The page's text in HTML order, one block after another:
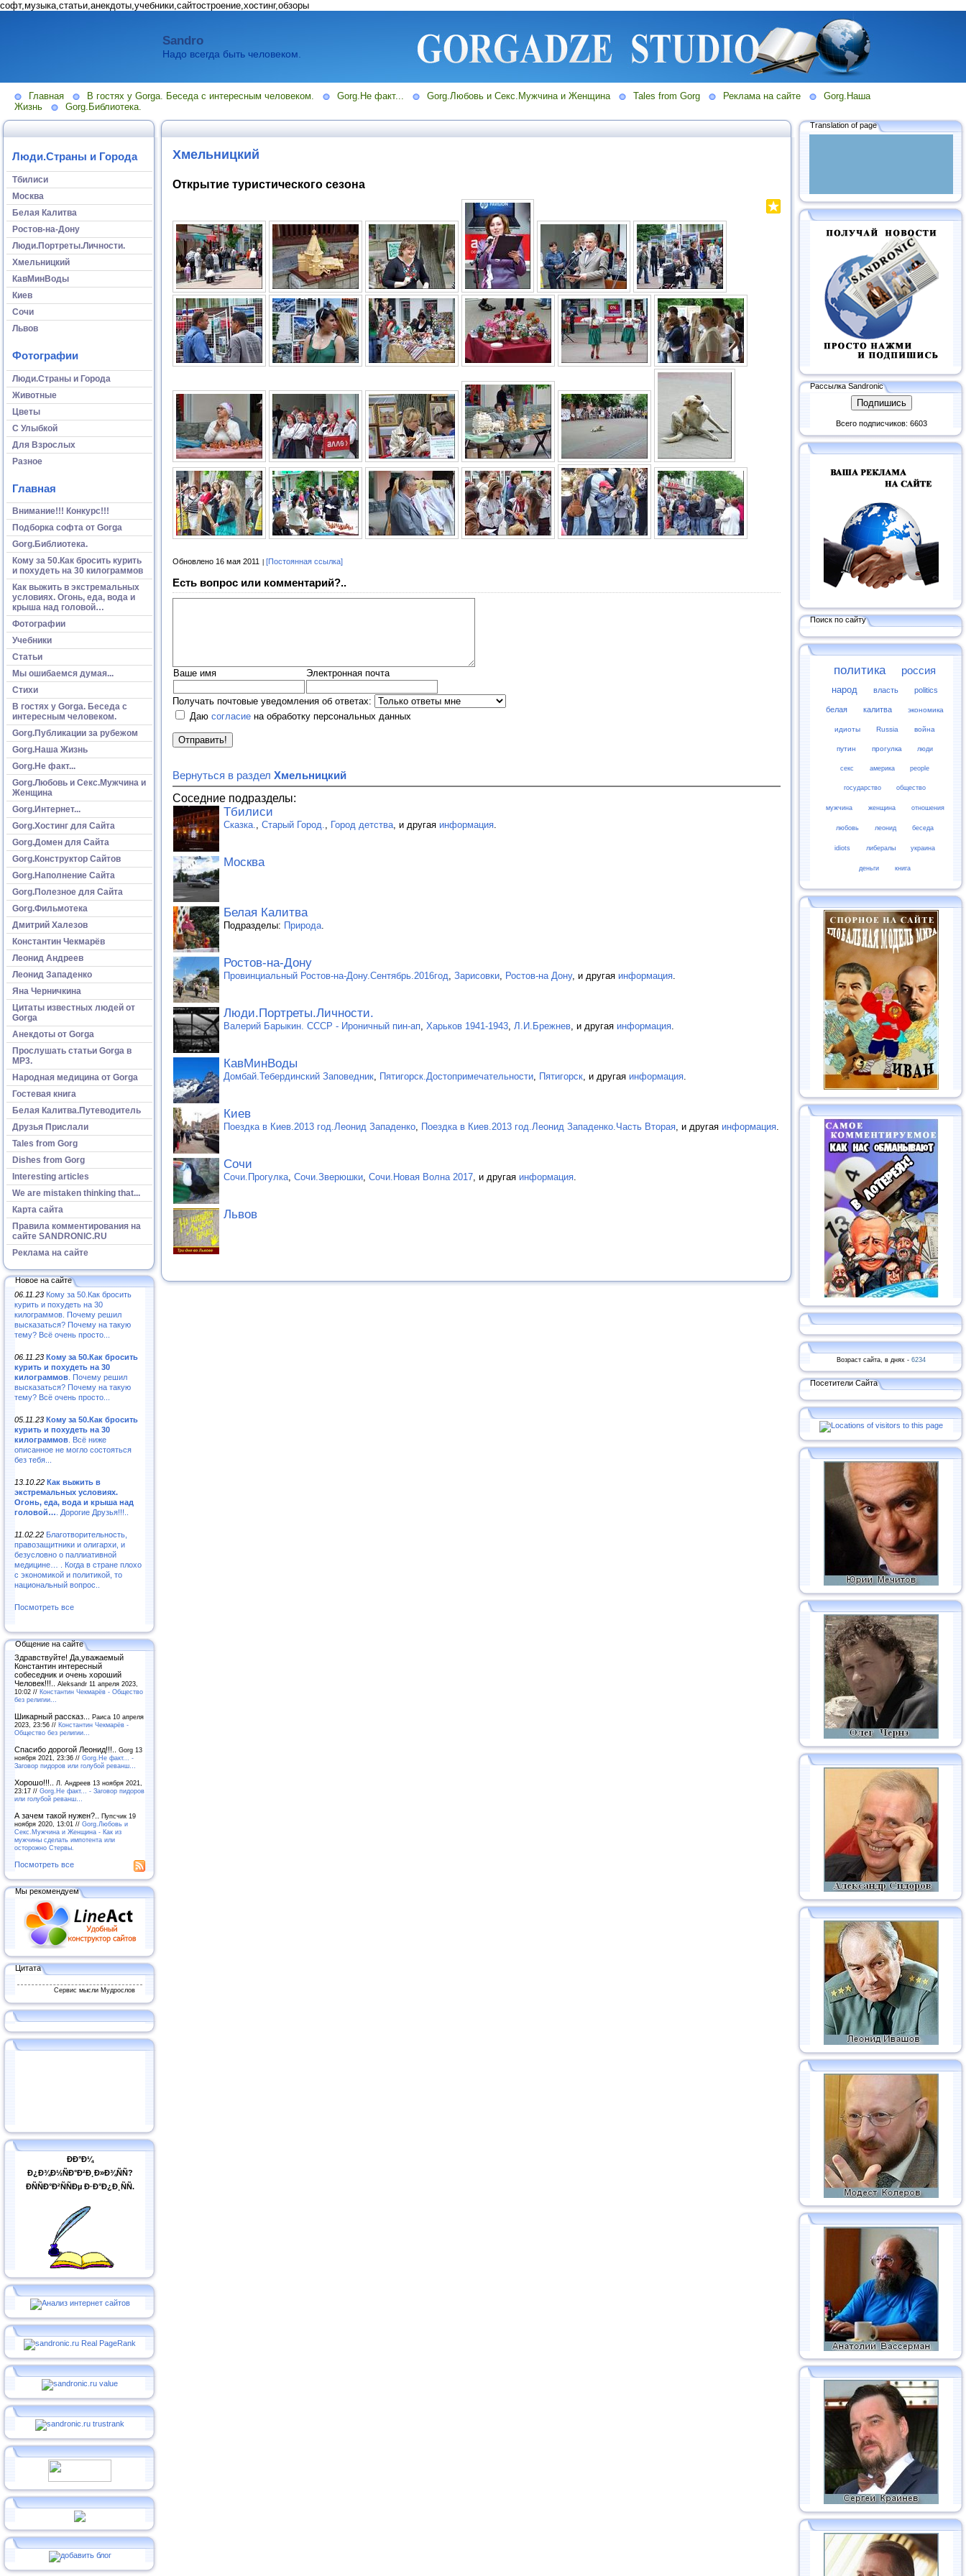
софт,музыка,статьи,анекдоты,учебники,сайтостроение,хостинг,обзоры
Sandro
Надо всегда быть человеком.
Главная В гостях у Gorga. Беседа с интересным человеком. Gorg.Не факт... Gorg.Любовь и Секс.Мужчина и Женщина Tales from Gorg Реклама на сайте
Gorg.Наша
Жизнь
Gorg.Библиотека.
Люди.Страны и Города
Тбилиси
Москва
Белая Калитва
Ростов-на-Дону
Люди.Портреты.Личности.
Хмельницкий
КавМинВоды
Киев
Сочи
Львов
Фотографии
Люди.Страны и Города
Животные
Цветы
С Улыбкой
Для Взрослых
Разное
Главная
Внимание!!! Конкурс!!!
Подборка софта от Gorga
Gorg.Библиотека.
Кому за 50.Как бросить курить
и похудеть на 30 килограммов
Как выжить в экстремальных
условиях. Огонь, еда, вода и
крыша над головой…
Фотографии
Учебники
Статьи
Мы ошибаемся думая...
Стихи
В гостях у Gorga. Беседа с
интересным человеком.
Gorg.Публикации за рубежом
Gorg.Наша Жизнь
Gorg.Не факт...
Gorg.Любовь и Секс.Мужчина и
Женщина
Gorg.Интернет...
Gorg.Хостинг для Сайта
Gorg.Домен для Сайта
Gorg.Конструктор Сайтов
Gorg.Наполнение Сайта
Gorg.Полезное для Сайта
Gorg.Фильмотека
Дмитрий Халезов
Константин Чекмарёв
Леонид Андреев
Леонид Западенко
Яна Черничкина
Цитаты известных людей от
Gorga
Анекдоты от Gorga
Прослушать статьи Gorga в
МР3.
Народная медицина от Gorga
Гостевая книга
Белая Калитва.Путеводитель
Друзья Прислали
Tales from Gorg
Dishes from Gorg
Interesting articles
We are mistaken thinking that...
Карта сайта
Правила комментирования на
сайте SANDRONIC.RU
Реклама на сайте
Новое на сайте
06.11.23 Кому за 50.Как бросить
курить и похудеть на 30
килограммов. Почему решил
высказаться? Почему на такую
тему? Всё очень просто...
06.11.23 Кому за 50.Как бросить
курить и похудеть на 30
килограммов . Почему решил
высказаться? Почему на такую
тему? Всё очень просто...
05.11.23 Кому за 50.Как бросить
курить и похудеть на 30
килограммов . Всё ниже
описанное не могло состояться
без тебя...
13.10.22 Как выжить в
экстремальных условиях.
Огонь, еда, вода и крыша над
головой… . Дорогие Друзья!!!..
11.02.22 Благотворительность,
правозащитники и олигархи, и
безусловно о паллиативной
медицине… . Когда в стране плохо
с экономикой и политикой, то
национальный вопрос..
Посмотреть все
Общение на сайте
Здравствуйте! Да,уважаемый
Константин интересный
собеседник и очень хороший
Человек!!!.. Aleksandr 11 апреля 2023,
10:02 // Константин Чекмарёв - Общество
без религии...
Шикарный рассказ... Раиса 10 апреля
2023, 23:56 // Константин Чекмарёв -
Общество без религии...
Спасибо дорогой Леонид!!!.. Gorg 13
ноября 2021, 23:36 // Gorg.Не факт... -
Заговор пидоров или голубой реванш…
Хорошо!!!..
Л. Андреев 13 ноября 2021,
23:17 // Gorg.Не факт... - Заговор пидоров
или голубой реванш…
А зачем такой нужен?.. Пупсчик 19
ноября 2020, 13:01 // Gorg.Любовь и
Секс.Мужчина и Женщина - Как из
мужчины сделать импотента или
осторожно Стервы.
Посмотреть все
Мы рекомендуем
Цитата
Сервис мысли Мудрослов
ÐÐ°Ð¼
Ð¿Ð¾Ð½ÑÐ°Ð²Ð¸Ð»Ð¾ÑÑ?
ÐÑÑÐ°Ð²ÑÑÐµ Ð·Ð°Ð¿Ð¸ÑÑ.
Хмельницкий
Открытие туристического сезона
Обновлено 16 мая 2011 [Постоянная ссылка]
Есть вопрос или комментарий?..
Ваше имя Электронная почта
Получать почтовые уведомления об ответах:
Даю согласие на обработку персональных данных
Вернуться в раздел Хмельницкий
Соседние подразделы:
Тбилиси
Сказка. Старый Город. Город детства , и другая информация
Москва
Белая Калитва
Подразделы: Природа
Ростов-на-Дону
Провинциальный Ростов-на-Дону.Сентябрь.2016год Зарисовки Ростов-на Дону, и другая информация
Люди.Портреты.Личности.
Валерий Барыкин. СССР - Ироничный пин-ап Харьков 1941-1943 Л.И.Брежнев , и другая информация
КавМинВоды
Домбай.Тебердинский Заповедник Пятигорск.Достопримечательности Пятигорск , и другая информация
Киев
Поездка в Киев.2013 год.Леонид Западенко Поездка в Киев.2013 год.Леонид Западенко.Часть Вторая , и другая информация
Сочи
Сочи.Прогулка Сочи.Зверюшки Сочи.Новая Волна 2017 , и другая информация
Львов
Translation of page
Рассылка Sandronic
Всего подписчиков: 6603
Поиск по сайту
политика россия
народ власть politics
белая калитва экономика
идиоты Russia война
путин прогулка люди
секс америка people
государство общество
мужчина женщина отношения
любовь леонид беседа
idiots либералы украина
деньги книга
Возраст сайта, в днях - 6234
Посетители Сайта